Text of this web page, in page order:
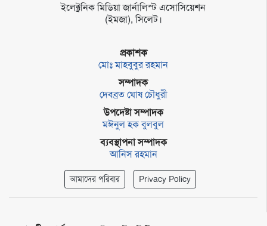
ইলেক্ট্র‌নিক মি‌ডিয়া জার্না‌লিস্ট এসো‌সি‌য়েশন
(ইমজা), সি‌লেট।
প্রকাশক
মোঃ মাহবুবুর রহমান
সম্পাদক
দেবব্রত ঘোষ চৌধুরী
উপদেষ্টা সম্পাদক
মঈনুল হক বুলবুল
ব্যবস্থাপনা সম্পাদক
আনিস রহমান
আমাদের পরিবার Privacy Policy